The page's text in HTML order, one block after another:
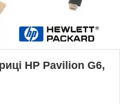
HP Pavilion G6,